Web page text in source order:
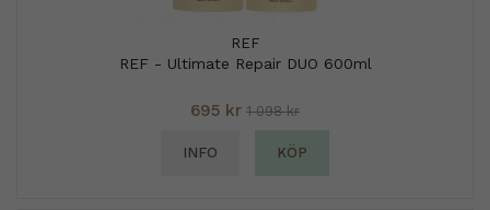
REF
REF - Ultimate Repair DUO 600ml
695 kr 1 098 kr
INFO KÖP